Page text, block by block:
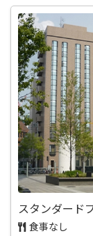
スタンダード
食事なし